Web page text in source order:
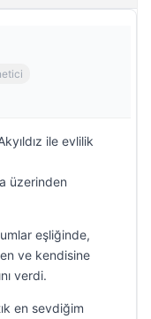
ile evlilik
üzerinden
eşliğinde,
ve kendisine
verdi.
en sevdiğim